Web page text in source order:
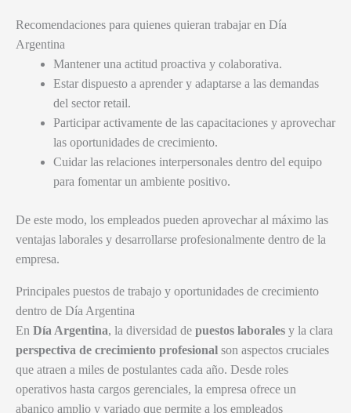
Recomendaciones para quienes quieran trabajar en Día
Argentina
Mantener una actitud proactiva y colaborativa.
Estar dispuesto a aprender y adaptarse a las demandas
del sector retail.
Participar activamente de las capacitaciones y aprovechar
las oportunidades de crecimiento.
Cuidar las relaciones interpersonales dentro del equipo
para fomentar un ambiente positivo.
De este modo, los empleados pueden aprovechar al máximo las
ventajas laborales y desarrollarse profesionalmente dentro de la
empresa.
Principales puestos de trabajo y oportunidades de crecimiento
dentro de Día Argentina
En Día Argentina, la diversidad de puestos laborales y la clara
perspectiva de crecimiento profesional son aspectos cruciales
que atraen a miles de postulantes cada año. Desde roles
operativos hasta cargos gerenciales, la empresa ofrece un
abanico amplio y variado que permite a los empleados